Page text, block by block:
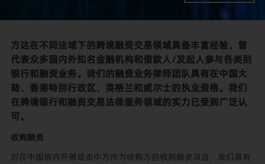
方达在不同法域下的跨境融资交易领域具备丰富经验，曾
代表众多国内外知名金融机构和借款人/发起人参与各类别
银行和融资业务。我们的融资业务律师团队具有在中国大
陆、香港特别行政区、英格兰和威尔士的执业资格。我们
在跨境银行和融资交易法律服务领域的实力已受到广泛认
可。
收购融资
对在中国境内开展或由中方作为收购方的收购融资项目，我们具有